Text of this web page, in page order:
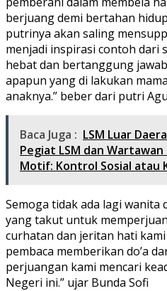
berjuang demi bertahan
putrinya akan saling
menjadi inspirasi contoh dari
hebat dan bertanggung
apapun yang di lakukan
anaknya.” beber dari putri
Baca Juga : LSM Luar
Pegiat LSM dan
Motif: Kontrol Sosial
Semoga tidak ada lagi wanita
yang takut untuk
curhatan dan jeritan hati
pembaca memberikan do’a
perjuangan kami mencari
Negeri ini.” ujar Bunda Sofi